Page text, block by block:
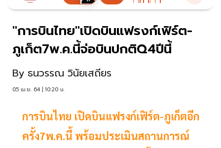
"การบินไทย"เปิดบินแฟรงก์เฟิร์ต-
ภูเก็ต7พ.ค.นี้จ่อบินปกติQ4ปีนี้
By ธนวรรณ วินัยเสถียร
05 เม.ย. 64 | 10:20 น.
การบินไทย เปิดบินแฟรงก์เฟิร์ต-ภูเก็ตอีก
ครั้ง7พ.ค.นี้ พร้อมประเมินสถานการณ์